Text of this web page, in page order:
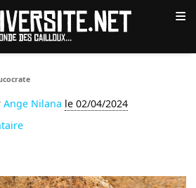
≡
Ange Nilana le 02/04/2024